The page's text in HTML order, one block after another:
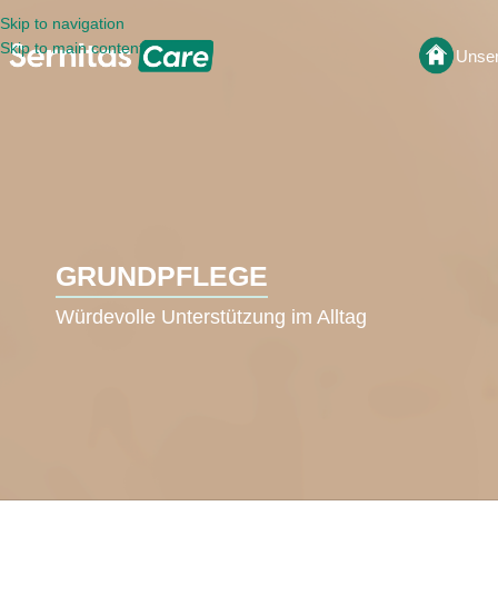
Skip to navigation
Skip to main content
GRUNDPFLEGE
Würdevolle Unterstützung im Alltag